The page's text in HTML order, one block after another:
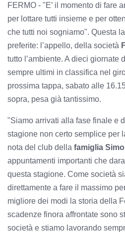
FERMO - "E’ il momento di fare
per lottare tutti insieme e per
che tutti noi sogniamo". Questa
preferite: l’appello, della società
tutto l’ambiente. A dieci giornate
sempre ultimi in classifica nel
prossima tappa, sabato alle
sopra, pesa già tantissimo.
"Siamo arrivati alla fase finale e
stagione non certo semplice per
nota del club della famiglia
appuntamenti importanti che
questa stagione. Come società
direttamente a fare il massimo
migliore dei modi la storia della
scadenze finora affrontate sono
società e stiamo lavorando